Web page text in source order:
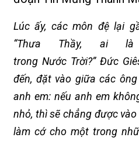
Lúc ấy, các môn đệ lại
“Thưa Thầy, ai
trong Nước Trời?” Đức
đến, đặt vào giữa các
anh em: nếu anh em
nhỏ, thì sẽ chẳng được
làm cớ cho một trong